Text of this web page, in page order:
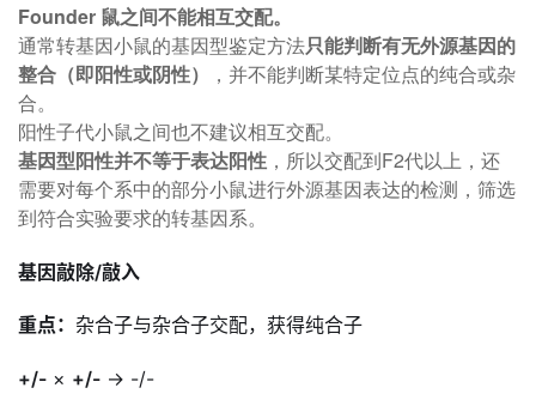
Founder 鼠之间不能相互交配。
通常转基因小鼠的基因型鉴定方法只能判断有无外源基因的
整合（即阳性或阴性）
，并不能判断某特定位点的纯合或杂
合。
阳性子代小鼠之间也不建议相互交配。
基因型阳性并不等于表达阳性 ，所以交配到F2代以上，还
需要对每个系中的部分小鼠进行外源基因表达的检测，筛选
到符合实验要求的转基因系。
基因敲除/敲入
重点： 杂合子与杂合子交配，获得纯合子
+/- × +/- → -/-